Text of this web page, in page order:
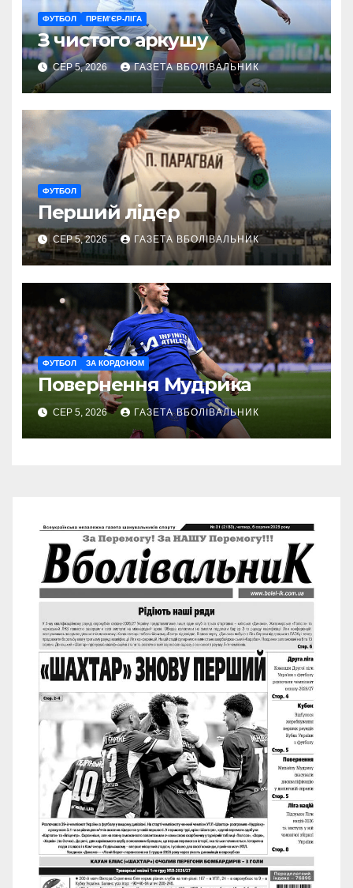
ФУТБОЛ ПРЕМ’ЄР-ЛІГА
З чистого аркушу
СЕР 5, 2026 ГАЗЕТА ВБОЛІВАЛЬНИК
ФУТБОЛ
Перший лідер
СЕР 5, 2026 ГАЗЕТА ВБОЛІВАЛЬНИК
ФУТБОЛ ЗА КОРДОНОМ
Повернення Мудрика
СЕР 5, 2026 ГАЗЕТА ВБОЛІВАЛЬНИК